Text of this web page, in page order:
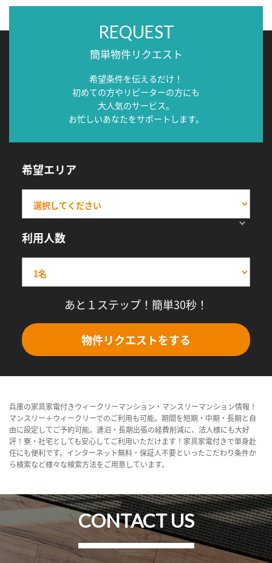
REQUEST
簡単物件リクエスト
希望条件を伝えるだけ！
初めての方やリピーターの方にも
大人気のサービス。
お忙しいあなたをサポートします。
希望エリア
利用人数
あと１ステップ！簡単30秒！
物件リクエストをする
兵庫の家具家電付きウィークリーマンション・マンスリーマンション情報！
マンスリー＋ウィークリーでのご利用も可能。期間を短期・中期・長期と自
由に設定してご予約可能。連泊・長期出張の経費削減に、法人様にも大好
評！寮・社宅としても安心してご利用いただけます！家具家電付きで単身赴
任にも便利です。インターネット無料・保証人不要といったこだわり条件か
ら検索など様々な検索方法をご用意しています。
CONTACT US